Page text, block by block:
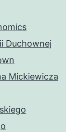
Duchownej
Mickiewicza